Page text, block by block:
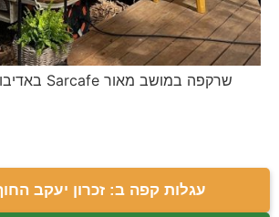
באדיבות: עגלת קפה Sarcafe שרקפה במושב מאור
עגלות קפה ב: זכרון יעקב